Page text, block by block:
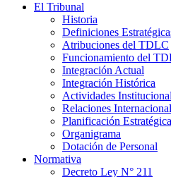
El Tribunal
Historia
Definiciones
Atribuciones del TDLC
Funcionamiento del
Integración Actual
Integración Histórica
Actividades
Relaciones
Planificación Estratégica
Organigrama
Dotación de Personal
Normativa
Decreto Ley N° 211